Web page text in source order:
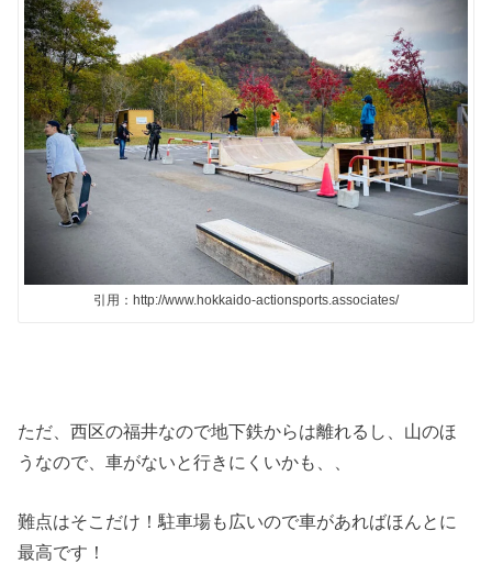
引用：http://www.hokkaido-actionsports.associates/
ただ、西区の福井なので地下鉄からは離れるし、山のほ
うなので、車がないと行きにくいかも、、
難点はそこだけ！駐車場も広いので車があればほんとに
最高です！